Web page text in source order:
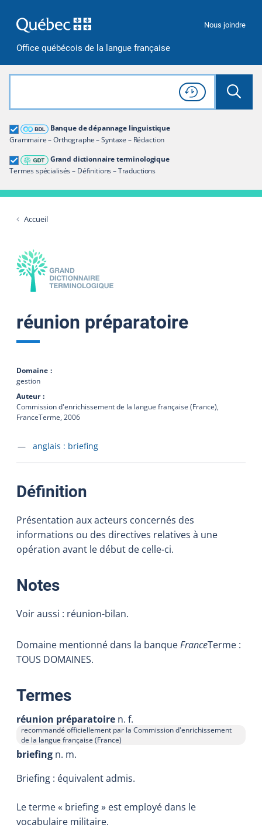
Office québécois de la langue française
Nous joindre
Rechercher dans tout le site
Lancer
Consulter l'
Historique
de recherche
Banque de dépannage linguistique
Grammaire – Orthographe – Syntaxe – Rédaction
Grand dictionnaire terminologique
Termes spécialisés – Définitions – Traductions
Grand dictionnaire terminologique
Restreindre aux termes
Accueil
réunion préparatoire
Domaine
gestion
Auteur
Commission d'enrichissement de la langue française (France),
FranceTerme, 2006
Accéder à la fiche en
anglais : briefing
Définition
Présentation aux acteurs concernés des
informations ou des directives relatives à une
opération avant le début de celle-ci.
Notes:
Voir aussi : réunion-bilan.
Domaine mentionné dans la banqueFranceTerme :
TOUS DOMAINES.
Termes:
réunion préparatoire n. f.
recommandé officiellement par la Commission d'enrichissement
de la langue française (France)
briefing n. m.
Briefing : équivalent admis.
Le terme « briefing » est employé dans le
vocabulaire militaire.